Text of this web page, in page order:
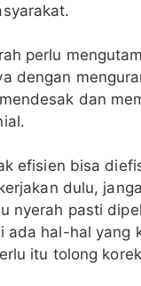
perlu
dengan
dan
efisien bisa
dulu,
nyerah pasti
ada hal-hal yang
itu tolong